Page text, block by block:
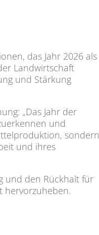
das Jahr 2026 als
Landwirtschaft
und Stärkung
„Das Jahr der
und
sondern
und ihres
und den Rückhalt für
hervorzuheben.